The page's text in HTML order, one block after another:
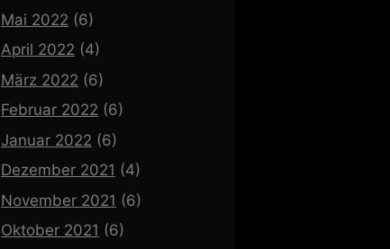
Mai 2022 (6)
April 2022 (4)
März 2022 (6)
Februar 2022 (6)
Januar 2022 (6)
Dezember 2021 (4)
November 2021 (6)
Oktober 2021 (6)